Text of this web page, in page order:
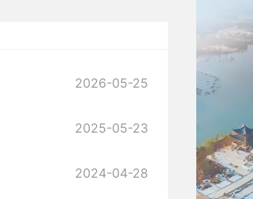
2026-05-25
2025-05-23
2024-04-28